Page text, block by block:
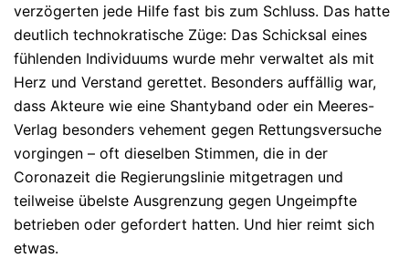
verzögerten jede Hilfe fast bis zum Schluss. Das hatte
deutlich technokratische Züge: Das Schicksal eines
fühlenden Individuums wurde mehr verwaltet als mit
Herz und Verstand gerettet. Besonders auffällig war,
dass Akteure wie eine Shantyband oder ein Meeres-
Verlag besonders vehement gegen Rettungsversuche
vorgingen – oft dieselben Stimmen, die in der
Coronazeit die Regierungslinie mitgetragen und
teilweise übelste Ausgrenzung gegen Ungeimpfte
betrieben oder gefordert hatten. Und hier reimt sich
etwas.